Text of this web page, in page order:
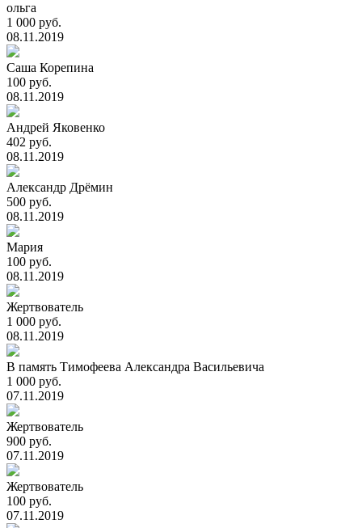
ольга
1 000 руб.
08.11.2019
Саша Корепина
100 руб.
08.11.2019
Андрей Яковенко
402 руб.
08.11.2019
Александр Дрёмин
500 руб.
08.11.2019
Мария
100 руб.
08.11.2019
Жертвователь
1 000 руб.
08.11.2019
В память Тимофеева Александра Васильевича
1 000 руб.
07.11.2019
Жертвователь
900 руб.
07.11.2019
Жертвователь
100 руб.
07.11.2019